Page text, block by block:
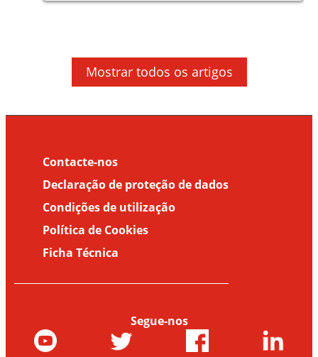
Artigos
a picada
Doenças transmitidas por Vetores
Factos sobre as doenças transmitidas
pelos mosquitos (Parte 1)
Mostrar todos os artigos
Contacte-nos
Declaração de proteção de dados
Condições de utilização
Política de Cookies
Ficha Técnica
Segue-nos